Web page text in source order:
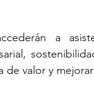
a
valor y